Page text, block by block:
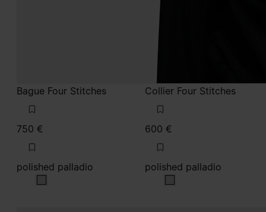
Bague Four Stitches
750 €
polished palladio
polished palladio
Collier Four Stitches
600 €
polished palladio
polished palladio